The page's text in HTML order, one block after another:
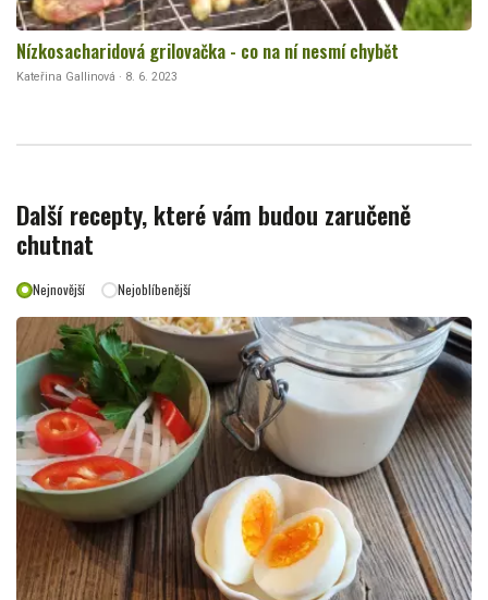
Nízkosacharidová grilovačka - co na ní nesmí chybět
Kateřina Gallinová · 8. 6. 2023
Další recepty, které vám budou zaručeně
chutnat
Nejnovější Nejoblíbenější